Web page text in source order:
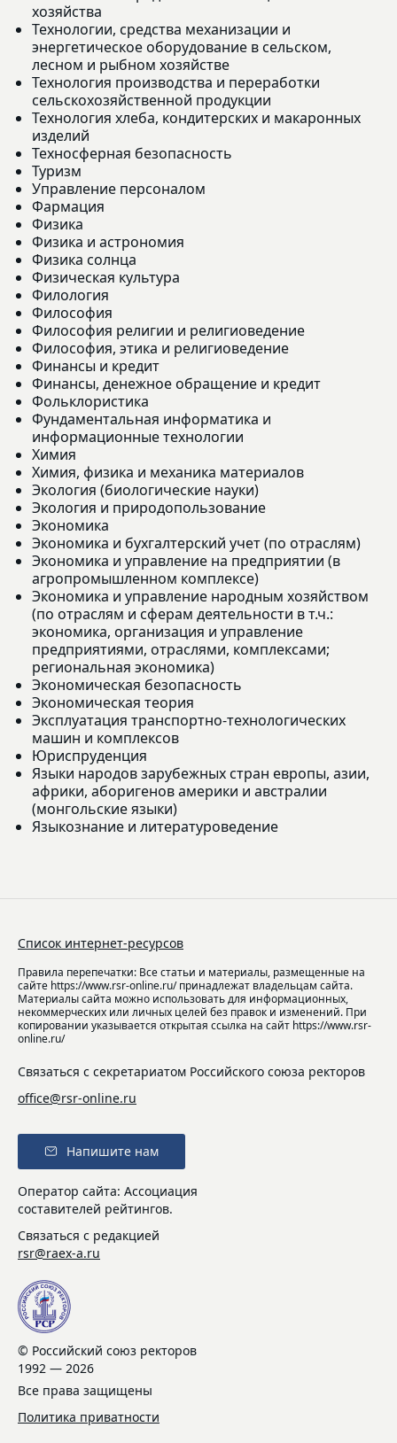
хозяйства
Технологии, средства механизации и
энергетическое оборудование в сельском,
лесном и рыбном хозяйстве
Технология производства и переработки
сельскохозяйственной продукции
Технология хлеба, кондитерских и макаронных
изделий
Техносферная безопасность
Туризм
Управление персоналом
Фармация
Физика
Физика и астрономия
Физика солнца
Физическая культура
Филология
Философия
Философия религии и религиоведение
Философия, этика и религиоведение
Финансы и кредит
Финансы, денежное обращение и кредит
Фольклористика
Фундаментальная информатика и
информационные технологии
Химия
Химия, физика и механика материалов
Экология (биологические науки)
Экология и природопользование
Экономика
Экономика и бухгалтерский учет (по отраслям)
Экономика и управление на предприятии (в
агропромышленном комплексе)
Экономика и управление народным хозяйством
(по отраслям и сферам деятельности в т.ч.:
экономика, организация и управление
предприятиями, отраслями, комплексами;
региональная экономика)
Экономическая безопасность
Экономическая теория
Эксплуатация транспортно-технологических
машин и комплексов
Юриспруденция
Языки народов зарубежных стран европы, азии,
африки, аборигенов америки и австралии
(монгольские языки)
Языкознание и литературоведение
Список интернет-ресурсов
Правила перепечатки: Все статьи и материалы, размещенные на
сайте https://www.rsr-online.ru/ принадлежат владельцам сайта.
Материалы сайта можно использовать для информационных,
некоммерческих или личных целей без правок и изменений. При
копировании указывается открытая ссылка на сайт https://www.rsr-
online.ru/
Связаться с секретариатом Российского союза ректоров
office@rsr-online.ru
Напишите нам
Оператор сайта: Ассоциация
составителей рейтингов.
Связаться с редакцией
rsr@raex-a.ru
© Российский союз ректоров
1992 — 2026
Все права защищены
Политика приватности